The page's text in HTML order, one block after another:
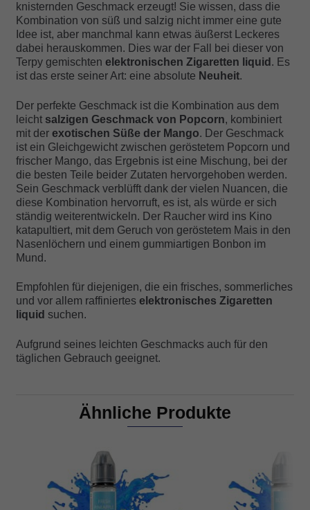
knisternden Geschmack erzeugt! Sie wissen, dass die
Kombination von süß und salzig nicht immer eine gute
Idee ist, aber manchmal kann etwas äußerst Leckeres
dabei herauskommen. Dies war der Fall bei dieser von
Terpy gemischten elektronischen Zigaretten liquid . Es
ist das erste seiner Art: eine absolute Neuheit.
Der perfekte Geschmack ist die Kombination aus dem
leicht salzigen Geschmack von Popcorn, kombiniert
mit der exotischen Süße der Mango. Der Geschmack
ist ein Gleichgewicht zwischen geröstetem Popcorn und
frischer Mango, das Ergebnis ist eine Mischung, bei der
die besten Teile beider Zutaten hervorgehoben werden.
Sein Geschmack verblüfft dank der vielen Nuancen, die
diese Kombination hervorruft, es ist, als würde er sich
ständig weiterentwickeln. Der Raucher wird ins Kino
katapultiert, mit dem Geruch von geröstetem Mais in den
Nasenlöchern und einem gummiartigen Bonbon im
Mund.
Empfohlen für diejenigen, die ein frisches, sommerliches
und vor allem raffiniertes elektronisches Zigaretten
liquid suchen.
Aufgrund seines leichten Geschmacks auch für den
täglichen Gebrauch geeignet.
Ähnliche Produkte